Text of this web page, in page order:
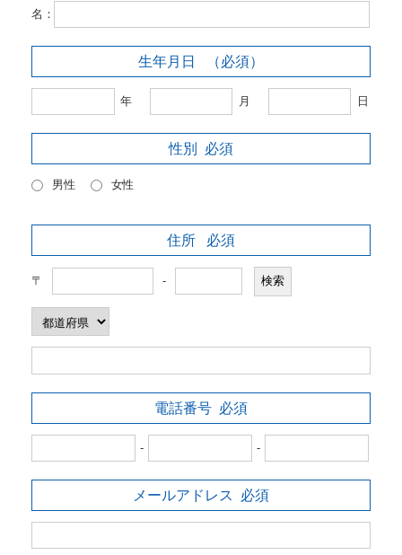
名：
生年月日 （必須）
年 月 日
性別 必須
男性 女性
住所 必須
〒 -
電話番号 必須
- -
メールアドレス 必須